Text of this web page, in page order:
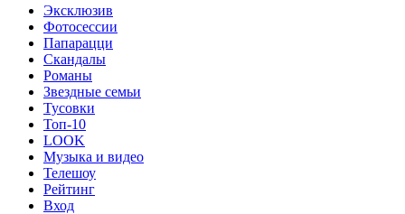
Эксклюзив
Фотосессии
Папарацци
Скандалы
Романы
Звездные семьи
Тусовки
Топ-10
LOOK
Музыка и видео
Телешоу
Рейтинг
Вход